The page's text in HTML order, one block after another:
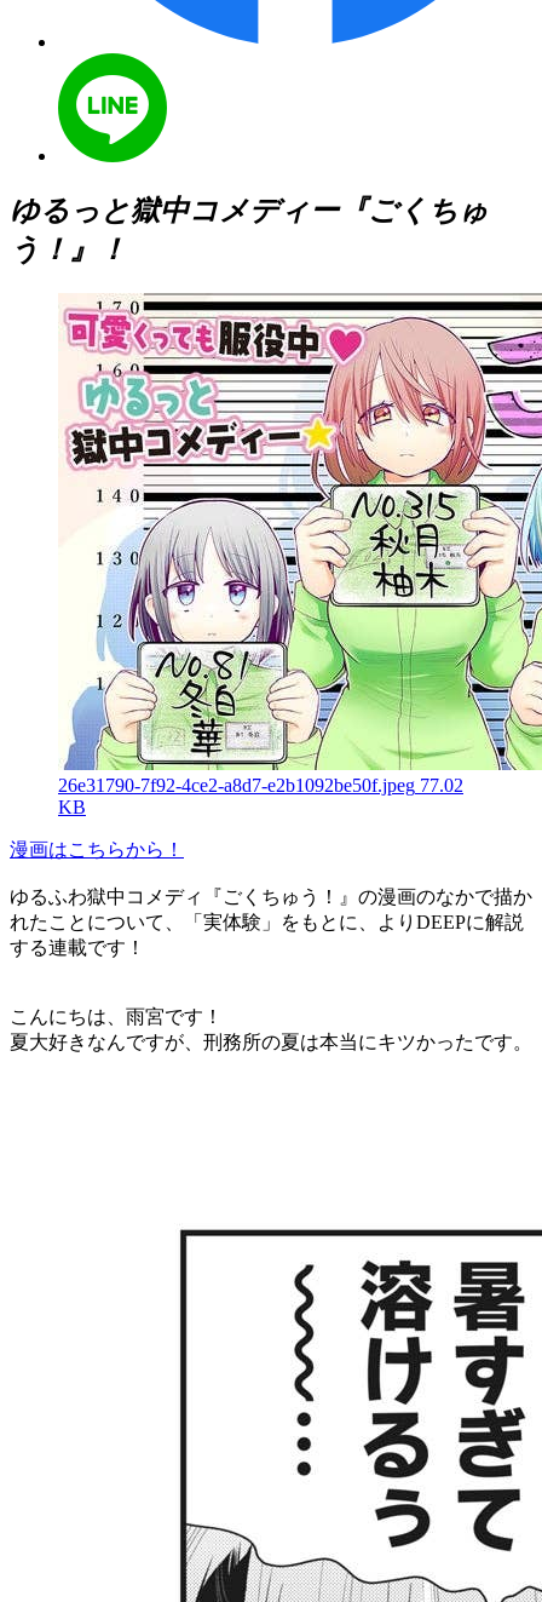
ゆるっと獄中コメディー『ごくちゅ
う！』！
26e31790-7f92-4ce2-a8d7-e2b1092be50f.jpeg 77.02
KB
漫画はこちらから！
ゆるふわ獄中コメディ『ごくちゅう！』の漫画のなかで描か
れたことについて、「実体験」をもとに、よりDEEPに解説
する連載です！
こんにちは、雨宮です！
夏大好きなんですが、刑務所の夏は本当にキツかったです。